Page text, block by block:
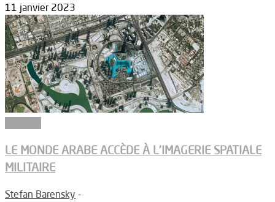
11 janvier 2023
LE MONDE ARABE ACCÈDE À L’IMAGERIE SPATIALE
MILITAIRE
Stefan Barensky -